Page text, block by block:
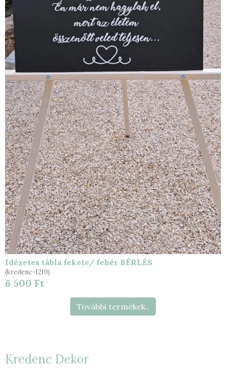
Idézetes tábla fekete/ fehér BÉRLÉS
(kredenc-1219)
6 500 Ft
További termékek..
Kredenc Dekor